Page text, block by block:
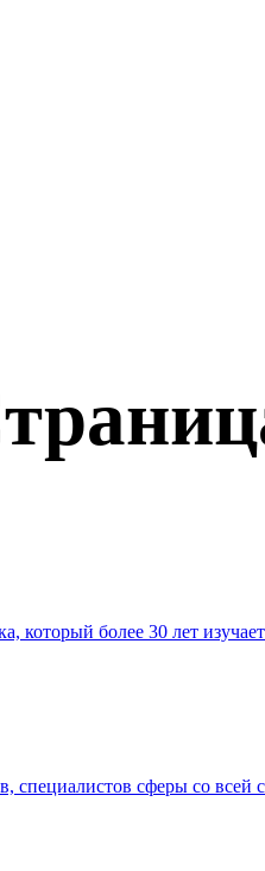
более 30 лет
специалистов сферы со всей